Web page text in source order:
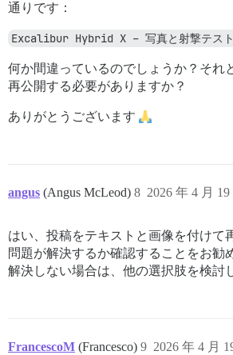
通りです：
Excalibur Hybrid X – 写真と射撃テスト
何か間違っているのでしょうか？それ
再公開する必要がありますか？
ありがとうございます
angus (Angus McLeod) 2026 年 4 月
8
はい、投稿をテキストと画像を付けて
問題が解決するか確認することをお勧
解決しない場合は、他の選択肢を検討
FrancescoM (Francesco) 2026 年 4 月
9